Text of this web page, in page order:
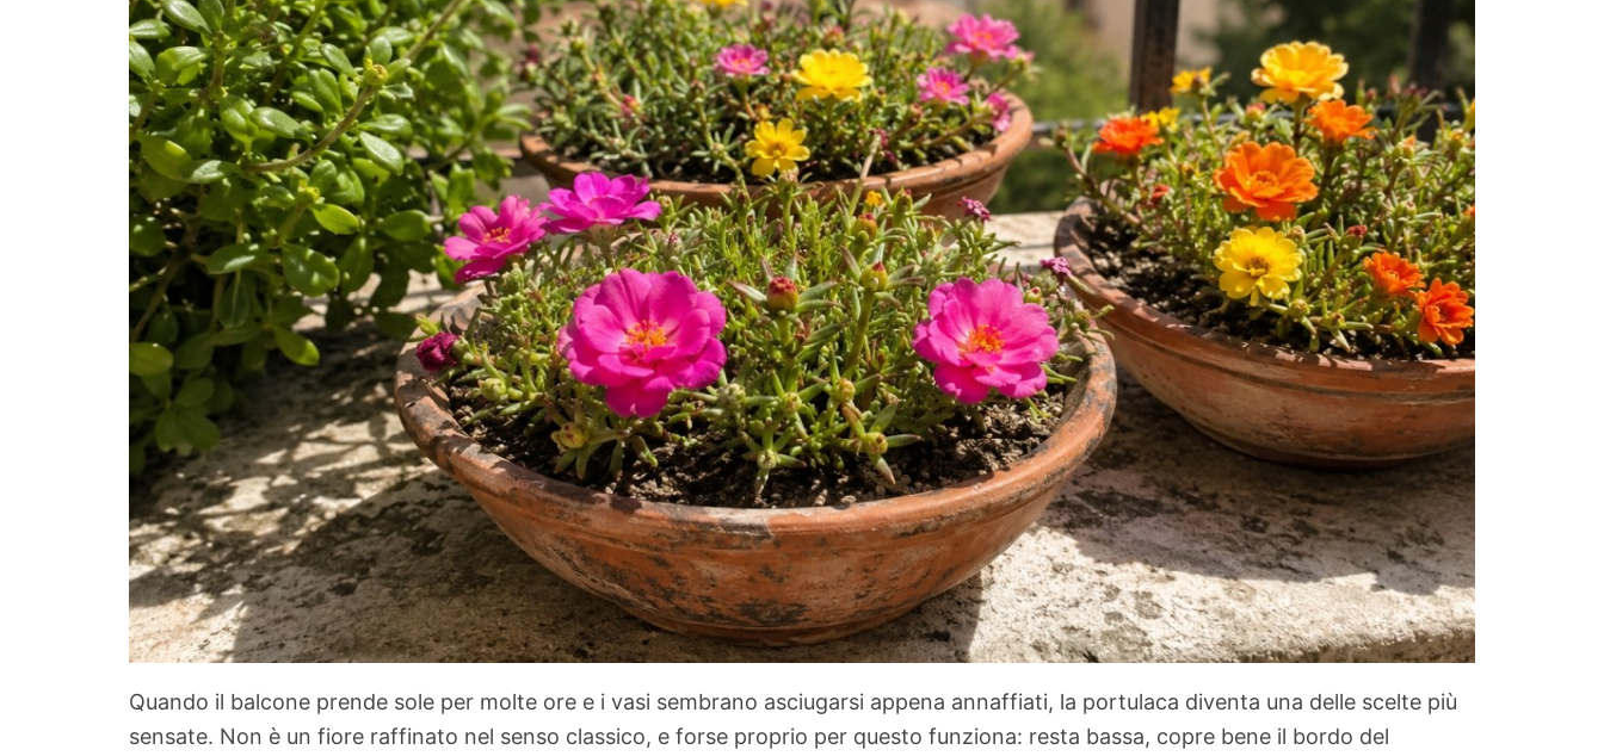
Quando il balcone prende sole per molte ore e i vasi sembrano asciugarsi appena annaffiati, la portulaca diventa una delle scelte più
sensate. Non è un fiore raffinato nel senso classico, e forse proprio per questo funziona: resta bassa, copre bene il bordo del